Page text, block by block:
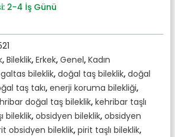
2-4 İş Günü
, Bileklik, Erkek, Genel, Kadın
bileklik, doğal taş bileklik, doğal
taş takı, enerji koruma bilekliği,
doğal taş bileklik, kehribar taşlı
bileklik, obsidyen bileklik, obsidyen
obsidyen bileklik, pirit taşlı bileklik,